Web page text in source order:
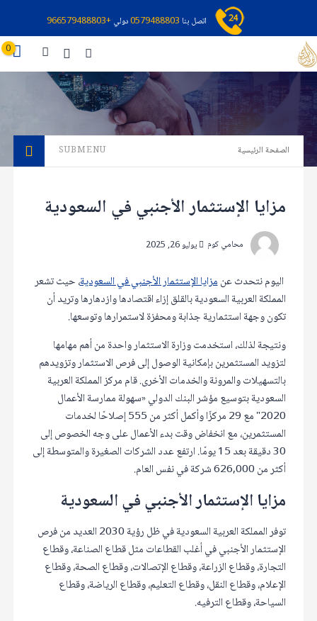
اتصل بنا 0579488803دولي+966579488803
0
الصفحة الرئيسية SUBMENU
مزايا الإستثمار الأجنبي في السعودية
محامي كوم يوليو 26, 2025
اليوم نتحدث عنمزايا الإستثمار الأجنبي في السعودية، حيث تشعر
المملكة العربية السعودية بالقلق إزاء اقتصادها وازدهارها وتريد أن
تكون وجهة استثمارية جذابة ومحفزة لاستمرارها وتوسعها.
ونتيجة لذلك، استخدمت وزارة الاستثمار واحدة من أهم مهامها
لتزويد المستثمرين بإمكانية الوصول إلى فرص الاستثمار وتزويدهم
بالتسهيلات والمرونة والخدمات الأخرى. قام مركز المملكة العربية
السعودية بتوسيع مؤشر البنك الدولي «سهولة ممارسة الأعمال
2020" مع 29 مركزًا وأكمل أكثر من 555 إصلاحًا لخدمات
المستثمرين، مع انخفاض وقت بدء الأعمال على وجه الخصوص إلى
30 دقيقة بعد 15 يومًا. ارتفع عدد الشركات الصغيرة والمتوسطة إلى
أكثر من 626,000 شركة في نفس العام.
مزايا الإستثمار الأجنبي في السعودية
توفر المملكة العربية السعودية في ظل رؤية 2030 العديد من فرص
الإستثمار الأجنبي في أغلب القطاعات مثل قطاع الصناعة، وقطاع
التجارة، وقطاع الزراعة، وقطاع الإتصالات، وقطاع الصحة، وقطاع
الإعلام، وقطاع النقل، وقطاع التعليم، وقطاع الرياضة، وقطاع
السياحة، وقطاع الترفيه.